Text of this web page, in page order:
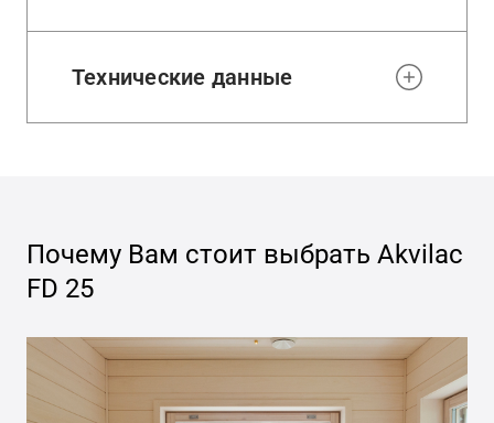
Технические данные
Почему Вам стоит выбрать Akvilac
FD 25